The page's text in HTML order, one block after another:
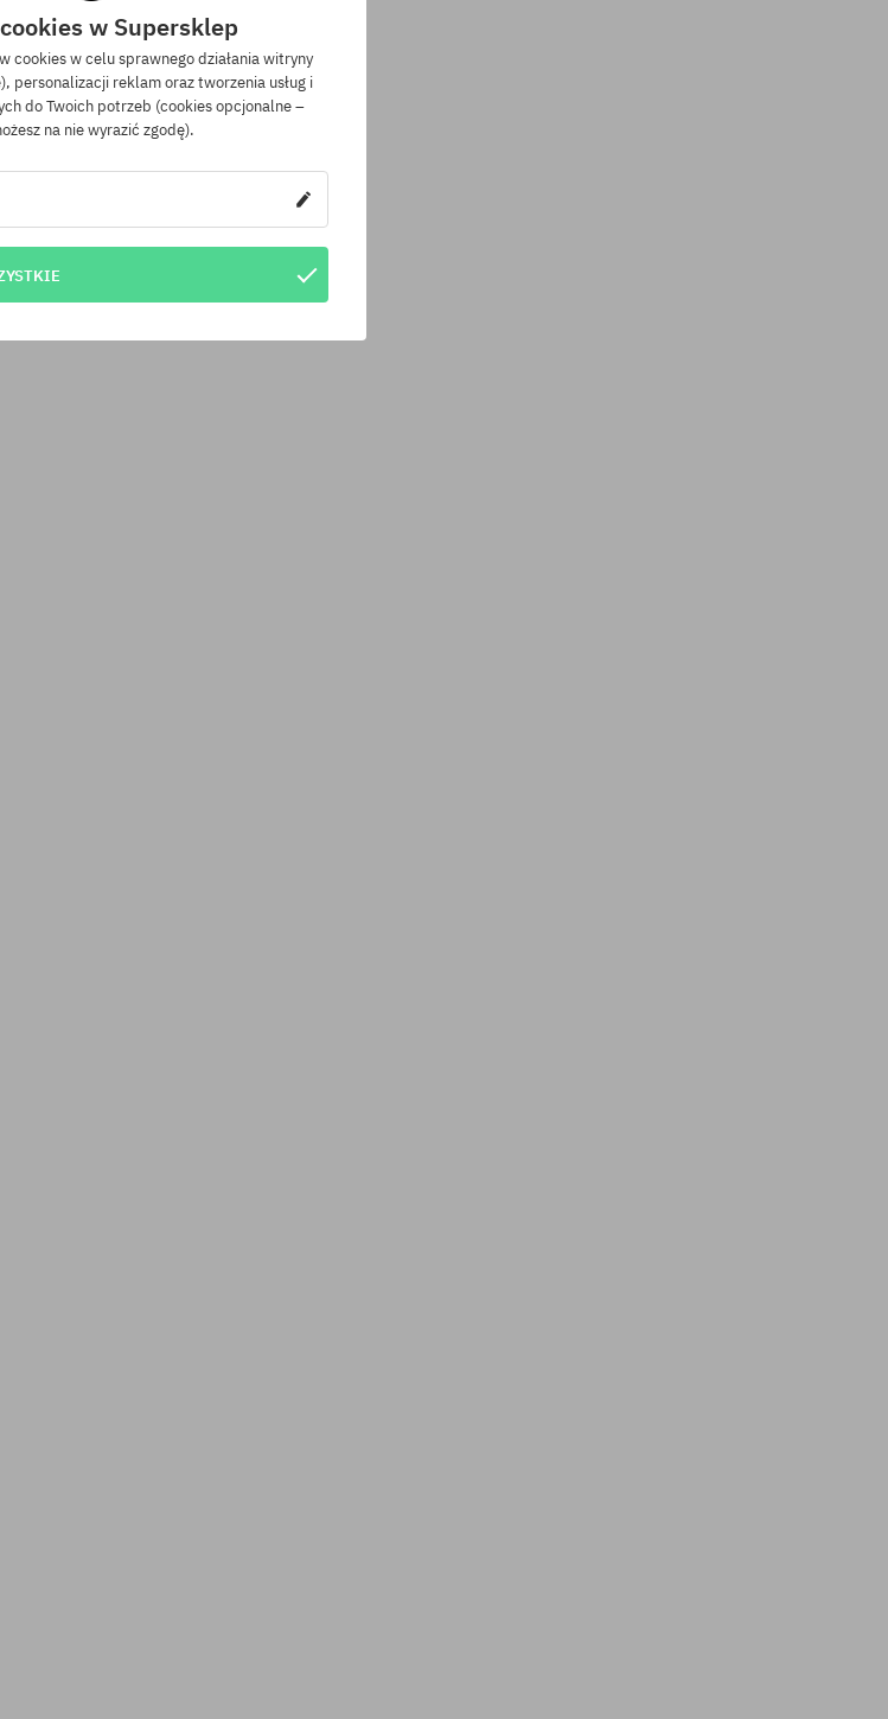
w Supersklep
cookies w celu sprawnego działania witryny
personalizacji reklam oraz tworzenia usług i
do Twoich potrzeb (cookies opcjonalne –
na nie wyrazić zgodę).